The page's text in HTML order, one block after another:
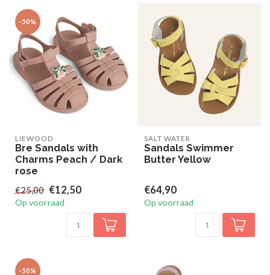
-50%
LIEWOOD
Bre Sandals with
Charms Peach / Dark
rose
€25,00 €12,50
Op voorraad
SALT WATER
Sandals Swimmer
Butter Yellow
€64,90
Op voorraad
-50%